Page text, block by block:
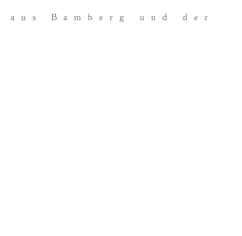
aus Bam­berg und der